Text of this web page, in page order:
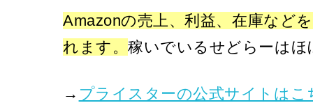
Amazonの売上、利益、在庫など
れます。稼いでいるせどらーは
→ プライスターの公式サイトは